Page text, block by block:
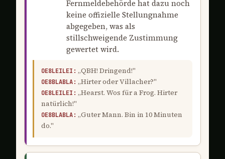
Fernmeldebehörde hat dazu noch
keine offizielle Stellungnahme
abgegeben, was als
stillschweigende Zustimmung
gewertet wird.
OE8LEILEI: „QBH! Dringend!"
OE8BLABLA: „Hirter oder Villacher?"
OE8LEILEI: „Hearst. Wos für a Frog. Hirter
natürlich!"
OE8BLABLA: „Guter Mann. Bin in 10 Minuten
do."